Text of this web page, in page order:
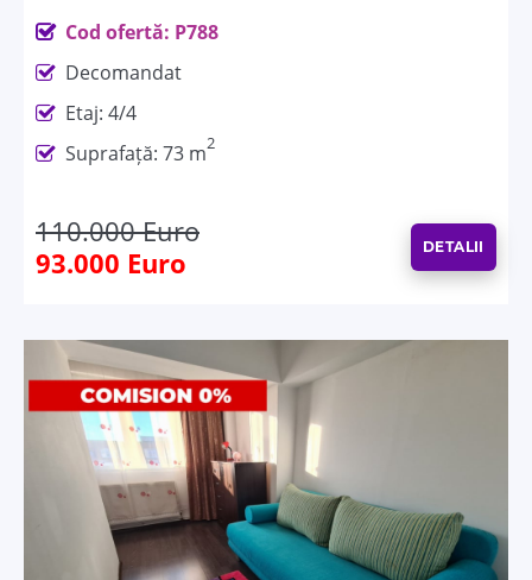
Cod ofertă: P788
Decomandat
Etaj: 4/4
Suprafață: 73 m2
110.000 Euro
93.000 Euro
DETALII